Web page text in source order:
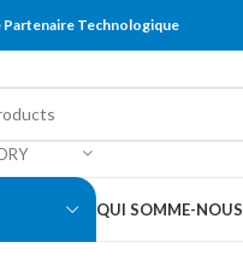
Technologique
QUI SOMME-NOUS